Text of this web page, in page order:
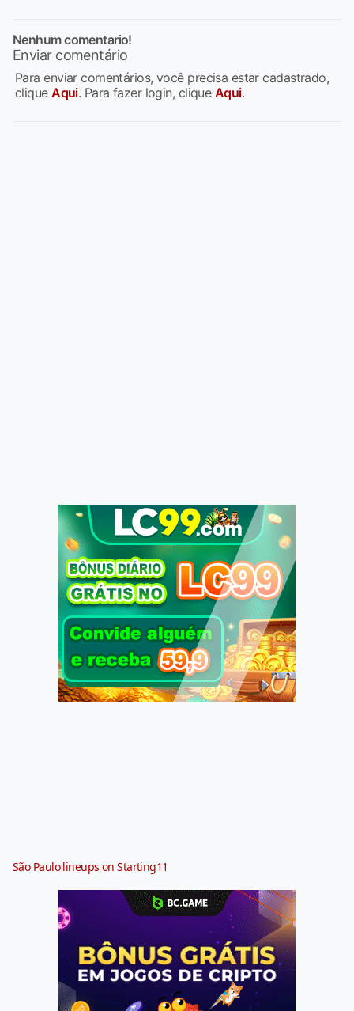
Nenhum comentario!
Enviar comentário
Para enviar comentários, você precisa estar cadastrado,
cliqueAqui. Para fazer login, clique Aqui.
São Paulo lineups on Starting11